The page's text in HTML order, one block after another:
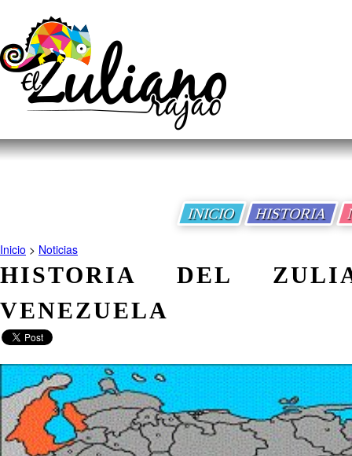
INICIO HISTORIA
Inicio > Noticias
HISTORIA DEL
VENEZUELA